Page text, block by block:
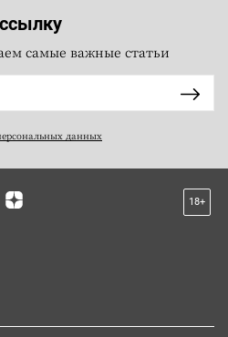
самые важные статьи
данных
18+